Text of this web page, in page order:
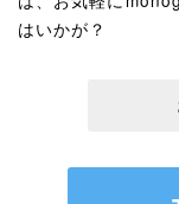
はいかが？